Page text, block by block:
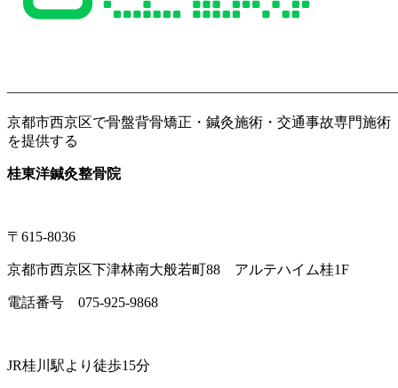
京都市西京区で骨盤背骨矯正・鍼灸施術・交通事故専門施術
を提供する
桂東洋鍼灸整骨院
〒615-8036
京都市西京区下津林南大般若町88 アルテハイム桂1F
電話番号 075-925-9868
JR桂川駅より徒歩15分